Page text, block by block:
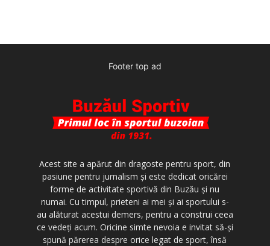
Footer top ad
Acest site a apărut din dragoste pentru sport, din
pasiune pentru jurnalism şi este dedicat oricărei
forme de activitate sportivă din Buzău şi nu
numai. Cu timpul, prieteni ai mei şi ai sportului s-
au alăturat acestui demers, pentru a construi ceea
ce vedeţi acum. Oricine simte nevoia e invitat să-şi
spună părerea despre orice legat de sport, însă